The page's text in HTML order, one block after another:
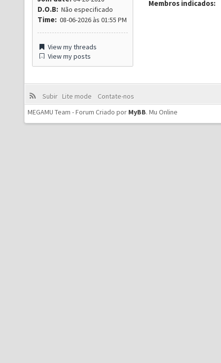
D.O.B: Não especificado
Time: 08-06-2026 às 01:55 PM
View my threads
View my posts
Membros indicados:
Subir Lite mode
Contate-nos
MEGAMU Team - Forum Criado por MyBB. Mu Online